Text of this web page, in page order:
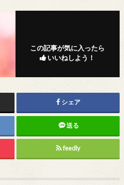
この記事が気に入ったら
いいねしよう！
シェア
送る
feedly